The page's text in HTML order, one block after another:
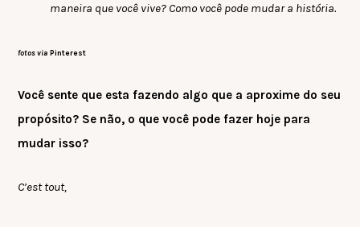
maneira que você vive? Como você pode mudar a história.
fotos via Pinterest
Você sente que esta fazendo algo que a aproxime do seu
propósito? Se não, o que você pode fazer hoje para
mudar isso?
C’est tout,